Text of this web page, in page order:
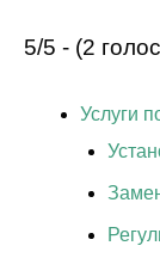
Услуги
5/5 - (2